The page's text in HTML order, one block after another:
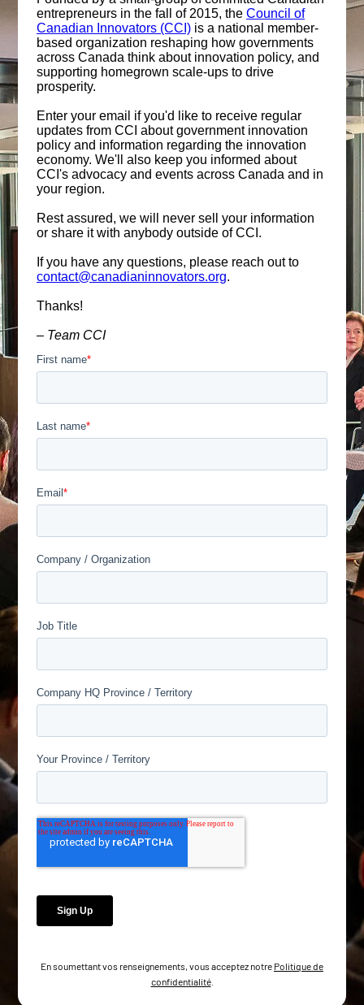
En soumettant vos renseignements, vous acceptez notre Politique de
confidentialité.